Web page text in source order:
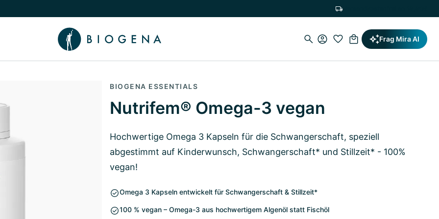
Wissen umschalten Frag Mira AI
BIOGENA ESSENTIALS
Nutrifem® Omega-3 vegan
Hochwertige Omega 3 Kapseln für die Schwangerschaft, speziell
abgestimmt auf Kinderwunsch, Schwangerschaft* und Stillzeit* - 100%
vegan!
Omega 3 Kapseln entwickelt für Schwangerschaft & Stillzeit*
100 % vegan – Omega-3 aus hochwertigem Algenöl statt Fischöl